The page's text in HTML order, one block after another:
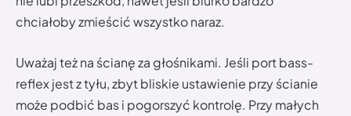
chciałoby zmieścić wszystko naraz.
Uważaj też na ścianę za głośnikami. Jeśli port bass-
reflex jest z tyłu, zbyt bliskie ustawienie przy ścianie
może podbić bas i pogorszyć kontrolę. Przy małych